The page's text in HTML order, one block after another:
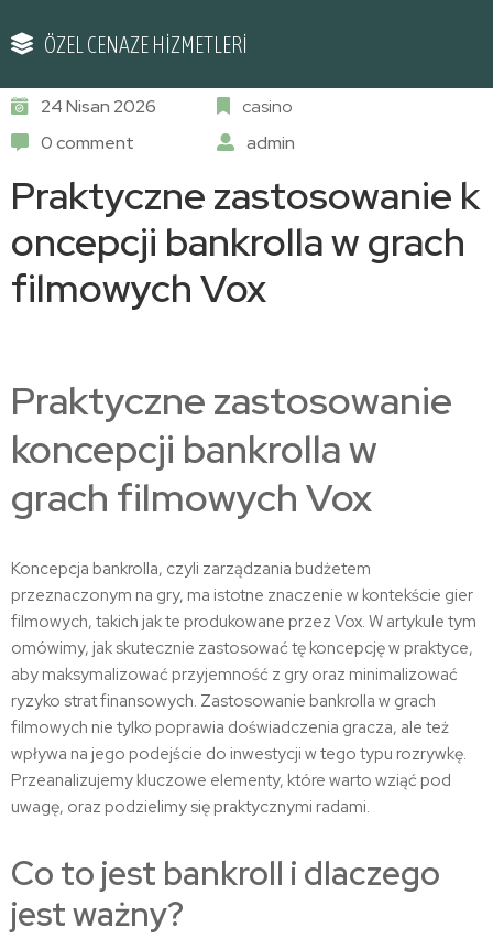
ÖZEL CENAZE HİZMETLERİ
24 Nisan 2026
casino
0 comment
admin
Praktyczne zastosowanie k
oncepcji bankrolla w grach
filmowych Vox
Praktyczne zastosowanie
koncepcji bankrolla w
grach filmowych Vox
Koncepcja bankrolla, czyli zarządzania budżetem
przeznaczonym na gry, ma istotne znaczenie w kontekście gier
filmowych, takich jak te produkowane przez Vox. W artykule tym
omówimy, jak skutecznie zastosować tę koncepcję w praktyce,
aby maksymalizować przyjemność z gry oraz minimalizować
ryzyko strat finansowych. Zastosowanie bankrolla w grach
filmowych nie tylko poprawia doświadczenia gracza, ale też
wpływa na jego podejście do inwestycji w tego typu rozrywkę.
Przeanalizujemy kluczowe elementy, które warto wziąć pod
uwagę, oraz podzielimy się praktycznymi radami.
Co to jest bankroll i dlaczego
jest ważny?